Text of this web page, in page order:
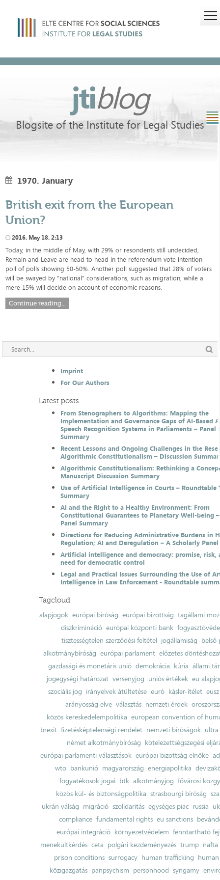
jtiblog
Blogsite of the Institute for Legal Studies
1970. January
British exit from the European
Union?
2016. May 18. 2:13
Today, in the middle of May, with 29% or resondents still undecided,
Remain and Leave are head to head in the referendum vote intention
poll of polls showing 50-50%. Another poll suggested that 28% of voters
will be swayed by “national” considerations, such as migration, while a
mere 15% will decide on account of economic reasons.
Continue reading...
Imprint
For Our Authors
Latest posts
From Stenographers to Algorithms: Mapping the
Implementation and Governance Gaps of AI-Based
Speech Recognition Systems in Parliaments – Panel
Summary
Recent Lessons and Ongoing Challenges in the
Algorithmic Constitutionalism – Discussion
Algorithmic Constitutionalism: Rethinking a
Manuscript Discussion Summary
Use of Artificial Intelligence in Courts – Roundtable
Summary
AI and the Right to a Healthy Environment: From
Constitutional Guarantees to Planetary Well-being
Panel Summary
Directions for Reducing Administrative Burdens in
Regulation; AI and Deregulation – A Scholarly
Artificial intelligence and democracy: promise, risk,
need for democratic control
Legal and Practical Issues Surrounding the Use of
Intelligence in Law Enforcement - Roundtable
Tagcloud
alapjogok európai bíróság európai bizottság tagállami
diszkrimináció európai központi bank
tisztességtelen szerződési feltétel jogállamiság belső
alkotmánybíróság európai parlament előzetes
gazdasági és monetáris unió demokrácia kúria állami
jogegységi határozat versenyjog uniós értékek eu
szociális jog irányelvek átültetése euró kásler-ítélet
arányosság elve választás nemzeti érdek
közös kereskedelempolitika european convention of
brexit fizetésképtelenségi rendelet nemzeti bíróságok ultra
német alkotmánybíróság kötelezettségszegési
európai parlamenti választások európai bizottság elnöke
wto bankunió magyarország energiapolitika
fogyatékosok jogai btk alkotmányjog fővárosi
közös kül- és biztonságpolitika strasbourgi bíróság
ukrán válság migráció szolidaritás egységes piac russia
compliance fundamental rights eu sanctions
európai integráció környezetvédelem fenntartható
menekültkérdés ceta polgári kezdeményezés trump nafta
prison conditions surrogacy human trafficking
közigazgatás panpsychism personhood syngamy